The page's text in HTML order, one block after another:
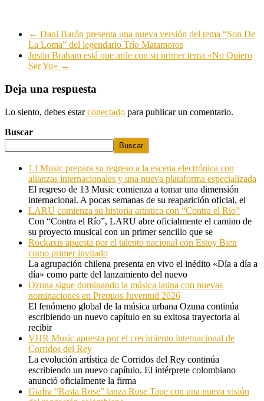
← Dani Barón presenta una nueva versión del tema “Son De
La Loma” del legendario Trío Matamoros
Justin Braham está que arde con su primer tema «No Quiero
Ser Yo» →
Deja una respuesta
Lo siento, debes estarconectado para publicar un comentario.
Buscar
Buscar
13 Music prepara su regreso a la escena electrónica con
alianzas internacionales y una nueva plataforma especializada
El regreso de 13 Music comienza a tomar una dimensión
internacional. A pocas semanas de su reaparición oficial, el
LARU comienza su historia artística con “Contra el Río”
Con “Contra el Río”, LARU abre oficialmente el camino de
su proyecto musical con un primer sencillo que se
Rockaxis apuesta por el talento nacional con Estoy Bien
como primer invitado
La agrupación chilena presenta en vivo el inédito «Día a día a
día» como parte del lanzamiento del nuevo
Ozuna sigue dominando la música latina con nuevas
nominaciones en Premios Juventud 2026
El fenómeno global de la música urbana Ozuna continúa
escribiendo un nuevo capítulo en su exitosa trayectoria al
recibir
VHR Music apuesta por el crecimiento internacional de
Corridos del Rey
La evolución artística de Corridos del Rey continúa
escribiendo un nuevo capítulo. El intérprete colombiano
anunció oficialmente la firma
Giafra “Rasta Rose” lanza Rose Tape con una nueva visión